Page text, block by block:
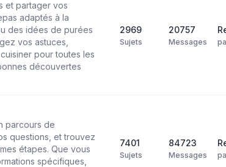
et partager vos
adaptés à la
des idées de purées
vos astuces,
pour toutes les
découvertes
2969
Sujets
20757
Messages
parcours de
questions, et trouvez
étapes. Que vous
spécifiques,
7401
Sujets
84723
Messages